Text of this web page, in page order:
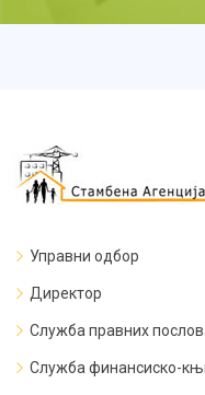
Управни одбор
Директор
Служба правних
Служба финансиско-